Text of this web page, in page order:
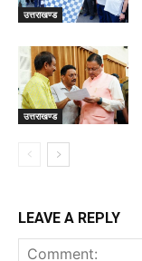
उत्तराखण्ड
उत्तराखण्ड
LEAVE A REPLY